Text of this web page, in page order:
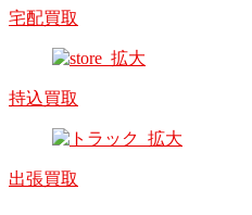
宅配買取
持込買取
出張買取